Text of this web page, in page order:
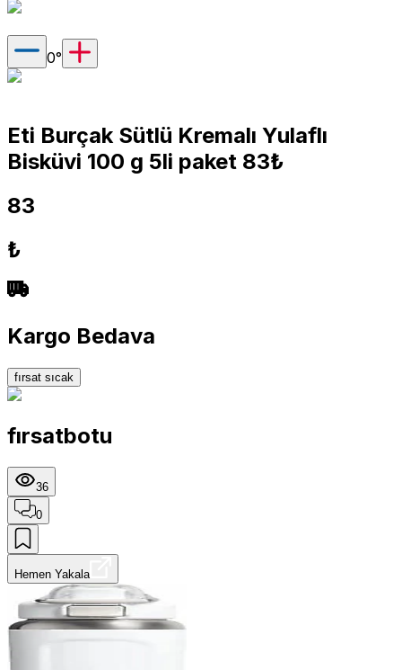
0°
Eti Burçak Sütlü Kremalı Yulaflı
Bisküvi 100 g 5li paket 83₺
83
₺
Kargo Bedava
fırsat sıcak
fırsatbotu
36
0
Hemen Yakala